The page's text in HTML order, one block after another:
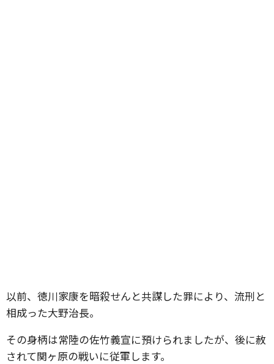
以前、徳川家康を暗殺せんと共謀した罪により、流刑と
相成った大野治長。
その身柄は常陸の佐竹義宣に預けられましたが、後に赦
されて関ヶ原の戦いに従軍します。